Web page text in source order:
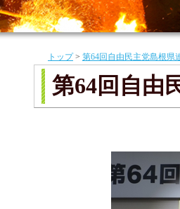
トップ> 第64回自由民主党島根県
第64回自由